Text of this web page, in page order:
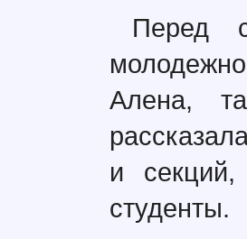
Перед
Алена,
и
студенты.